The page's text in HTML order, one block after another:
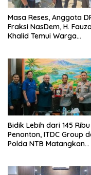
Masa Reses, Anggota
Fraksi NasDem, H.
Khalid Temui Warga
Bidik Lebih dari 145 Ribu
Penonton, ITDC Group
Polda NTB Matangkan